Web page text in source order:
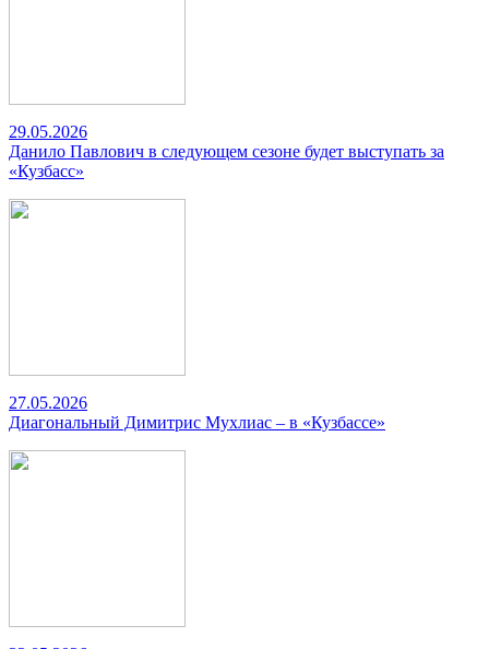
29.05.2026
Данило Павлович в следующем сезоне будет выступать за
«Кузбасс»
27.05.2026
Диагональный Димитрис Мухлиас – в «Кузбассе»